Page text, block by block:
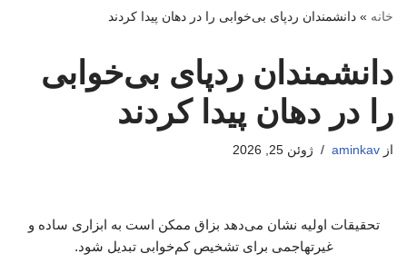
خانه » دانشمندان ردپای بی‌خوابی را در دهان پیدا کردند
دانشمندان ردپای بی‌خوابی
را در دهان پیدا کردند
از aminkav ژوئن 25, 2026
تحقیقات اولیه نشان می‌دهد بزاق ممکن است به ابزاری ساده و
غیرتهاجمی برای تشخیص کم‌خوابی تبدیل شود.